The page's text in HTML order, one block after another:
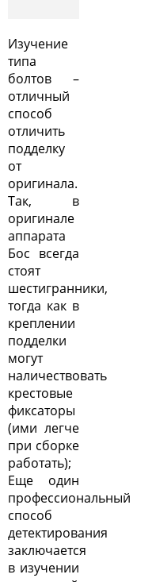
Изучение
типа
болтов –
отличный
способ
отличить
подделку
от
оригинала.
Так, в
оригинале
аппарата
Бос всегда
стоят
шестигранники,
тогда как в
креплении
подделки
могут
наличествовать
крестовые
фиксаторы
(ими легче
при сборке
работать);
Еще один
профессиональный
способ
детектирования
заключается
в изучении